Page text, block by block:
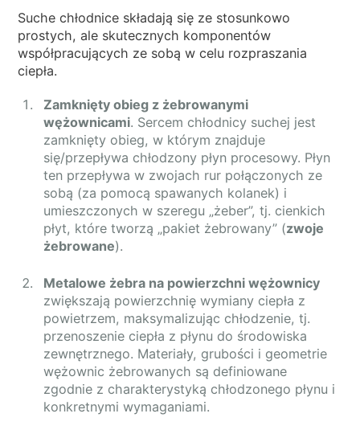
Suche chłodnice składają się ze stosunkowo
prostych, ale skutecznych komponentów
współpracujących ze sobą w celu rozpraszania
ciepła.
Zamknięty obieg z żebrowanymi
wężownicami. Sercem chłodnicy suchej jest
zamknięty obieg, w którym znajduje
się/przepływa chłodzony płyn procesowy. Płyn
ten przepływa w zwojach rur połączonych ze
sobą (za pomocą spawanych kolanek) i
umieszczonych w szeregu „żeber”, tj. cienkich
płyt, które tworzą „pakiet żebrowany” (zwoje
żebrowane).
Metalowe żebra na powierzchni wężownicy
zwiększają powierzchnię wymiany ciepła z
powietrzem, maksymalizując chłodzenie, tj.
przenoszenie ciepła z płynu do środowiska
zewnętrznego. Materiały, grubości i geometrie
wężownic żebrowanych są definiowane
zgodnie z charakterystyką chłodzonego płynu i
konkretnymi wymaganiami.